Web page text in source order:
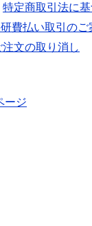
特定商取引法に
費払い取引のご
注文の取り消し
ージ